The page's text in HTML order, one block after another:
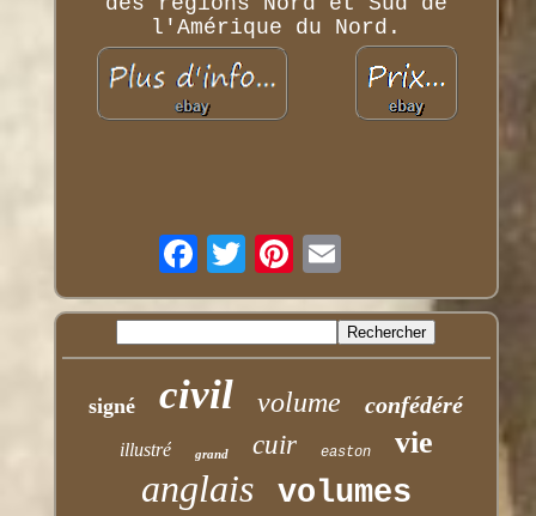
l'Amérique du Nord.
signé civil volume confédéré
illustré grand cuir easton vie
anglais volumes